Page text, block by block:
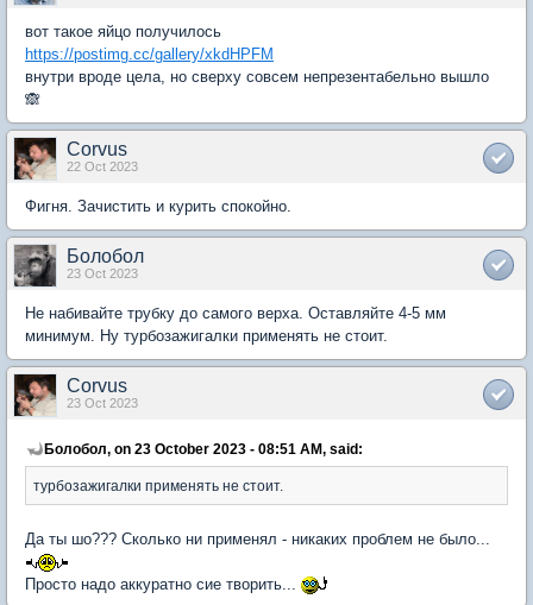
вот такое яйцо получилось
https://postimg.cc/gallery/xkdHPFM
внутри вроде цела, но сверху совсем непрезентабельно вышло
🙈
Corvus
22 Oct 2023
Фигня. Зачистить и курить спокойно.
Болобол
23 Oct 2023
Не набивайте трубку до самого верха. Оставляйте 4-5 мм
минимум. Ну турбозажигалки применять не стоит.
Corvus
23 Oct 2023
Болобол, on 23 October 2023 - 08:51 AM, said:
турбозажигалки применять не стоит.
Да ты шо??? Сколько ни применял - никаких проблем не было...
Просто надо аккуратно сие творить...